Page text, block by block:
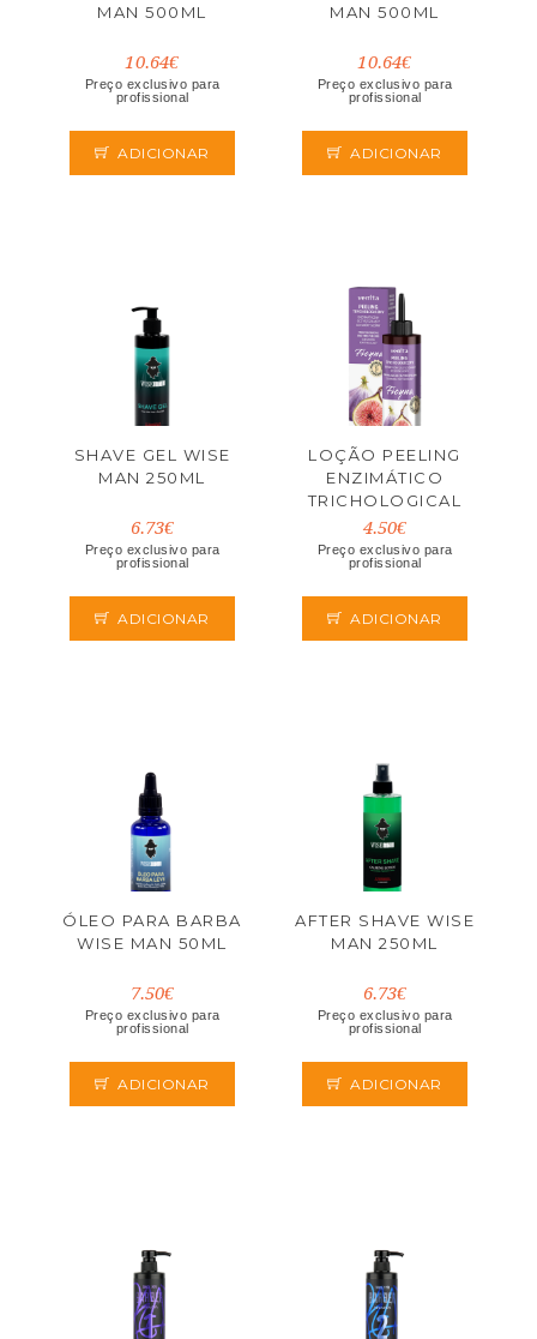
MAN 500ML
10.64€
Preço exclusivo para
profissional
ADICIONAR
MAN 500ML
10.64€
Preço exclusivo para
profissional
ADICIONAR
SHAVE GEL WISE
MAN 250ML
6.73€
Preço exclusivo para
profissional
ADICIONAR
LOÇÃO PEELING
ENZIMÁTICO
TRICHOLOGICAL
100ML
4.50€
Preço exclusivo para
profissional
ADICIONAR
ÓLEO PARA BARBA
WISE MAN 50ML
7.50€
Preço exclusivo para
profissional
ADICIONAR
AFTER SHAVE WISE
MAN 250ML
6.73€
Preço exclusivo para
profissional
ADICIONAR